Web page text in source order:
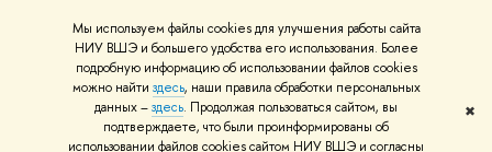
Мы используем файлы cookies для улучшения работы сайта
НИУ ВШЭ и большего удобства его использования. Более
подробную информацию об использовании файлов cookies
можно найти здесь, наши правила обработки персональных
данных –здесь. Продолжая пользоваться сайтом, вы
подтверждаете, что были проинформированы об
использовании файлов cookies сайтом НИУ ВШЭ и согласны
✖
© НИУ ВШЭ 1993–2026
Адреса и контакты
Условия использования материалов
Политика конфиденциальности